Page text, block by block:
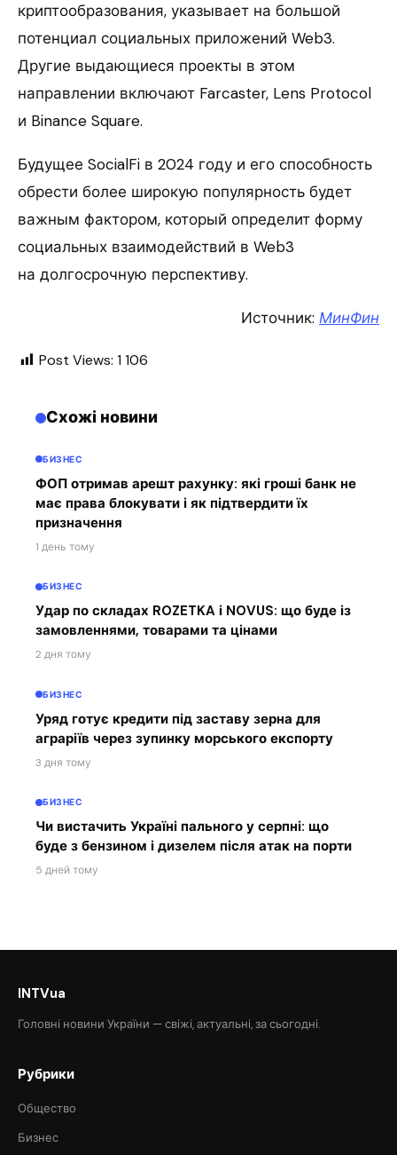
криптообразования, указывает на большой
потенциал социальных приложений Web3.
Другие выдающиеся проекты в этом
направлении включают Farcaster, Lens Protocol
и Binance Square.
Будущее SocialFi в 2024 году и его способность
обрести более широкую популярность будет
важным фактором, который определит форму
социальных взаимодействий в Web3
на долгосрочную перспективу.
Источник: МинФин
Post Views: 1 106
Схожі новини
БИЗНЕС
ФОП отримав арешт рахунку: які гроші банк не
має права блокувати і як підтвердити їх
призначення
1 день тому
БИЗНЕС
Удар по складах ROZETKA і NOVUS: що буде із
замовленнями, товарами та цінами
2 дня тому
БИЗНЕС
Уряд готує кредити під заставу зерна для
аграріїв через зупинку морського експорту
3 дня тому
БИЗНЕС
Чи вистачить Україні пального у серпні: що
буде з бензином і дизелем після атак на порти
5 дней тому
INTVua
Головні новини України — свіжі, актуальні, за сьогодні.
Рубрики
Общество
Бизнес